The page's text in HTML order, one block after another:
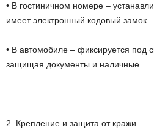
• В гостиничном номере –
имеет электронный кодовый замок.
• В автомобиле – фиксируется под
защищая документы и наличные.
2. Крепление и защита от кражи